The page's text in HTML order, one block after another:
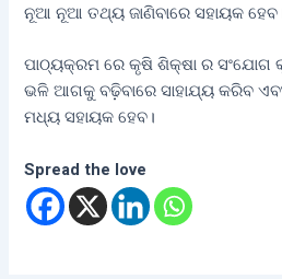
ନୂଆ ନୂଆ ତଥ୍ୟ ଜାଣିବାରେ ସହାୟକ
ପାଠ୍ୟକ୍ରମ ରେ କୃଷି ଶିକ୍ଷା ର
ଭଳି ଆଗକୁ ବଢ଼ିବାରେ ସାହାଯ୍ୟ କରିବ
ମଧ୍ୟ ସହାୟକ ହେବ।
Spread the love